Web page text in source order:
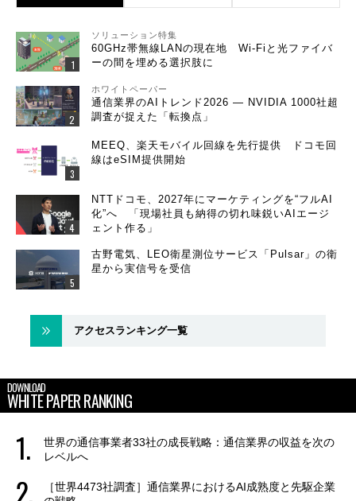
ソリューション特集
60GHz帯無線LANの現在地 Wi-Fiと光ファイバ
ーの間を埋める選択肢に
ホワイトペーパー
通信業界のAIトレンド2026 ― NVIDIA 1000社超
調査が捉えた「転換点」
MEEQ、楽天モバイル回線を先行提供 ドコモ回
線はeSIM提供開始
NTTドコモ、2027年にマーケティングを“フルAI
化”へ 「現場社員も納得の切れ味鋭いAIエージ
ェント作る」
古野電気、LEO衛星測位サービス「Pulsar」の衛
星から実信号を受信
アクセスランキング一覧
DOWNLOAD
WHITE PAPER RANKING
世界の通信事業者33社の成長戦略：通信業界の収益を次の
レベルへ
［世界4473社調査］通信業界におけるAI成熟度と先駆企業